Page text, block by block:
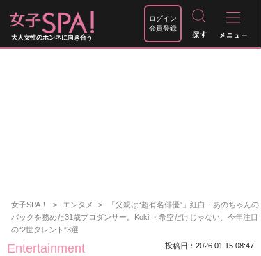
大人女性のホンネに向き合う
ログイン
会員登録
女子SPA！ エンタメ
「父親は“超有名俳優”」紅白・あのちゃんの
バックを務めた31歳プロダンサー。Koki,・希空だけじゃない、今年注目
の“2世タレント”3選
Entertainment 投稿日：2026.01.15 08:47